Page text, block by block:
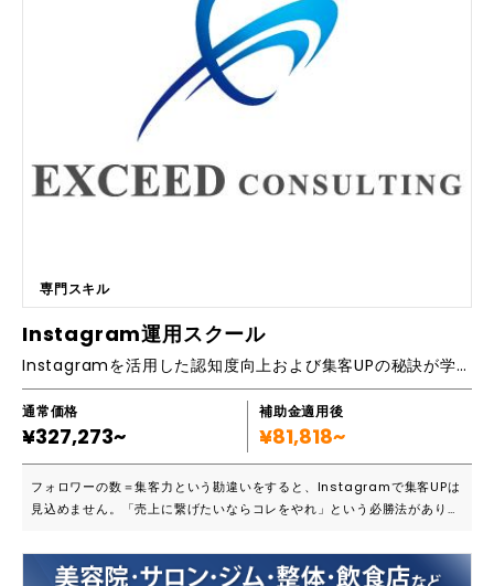
グの型”がつくれます。また、研修後もレベルアップし続けるための改善
方法もカリキュラムに含まれており、一度研修を受講すれば継続的な成長
が見込めます。暗記型や一般論を聞くだけの『よくある研修』との違いを
組みについて ・効果的なヒアリングのフレームワークを指導 ・実際に商
談で使えるヒアリングのフレーズづくり ・研修後もレベルアップしてい
専門スキル
Instagram運用スクール
Instagramを活用した認知度向上および集客UPの秘訣が学べます
通常価格
¥327,273~
補助金適用後
¥81,818~
フォロワーの数＝集客力という勘違いをすると、Instagramで集客UPは
見込めません。「売上に繋げたいならコレをやれ」という必勝法がありま
agramをあなたのビジネスに有効活用したいなら、現役コンサルタント
が、ゼロから丁寧に、マンツーマンで必勝法を教えます。 ■こんな方にお